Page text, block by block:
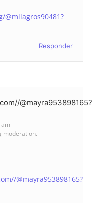
@milagros90481?
Responder
@mayra953898165?
am
moderation.
@mayra953898165?